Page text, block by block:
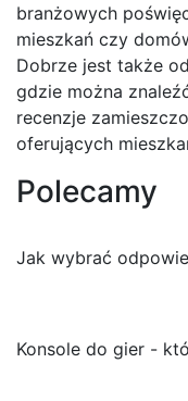
branżowych
mieszkań czy
Dobrze jest także
gdzie można
recenzje
oferujących
Polecamy
Jak wybrać
Konsole do gier -